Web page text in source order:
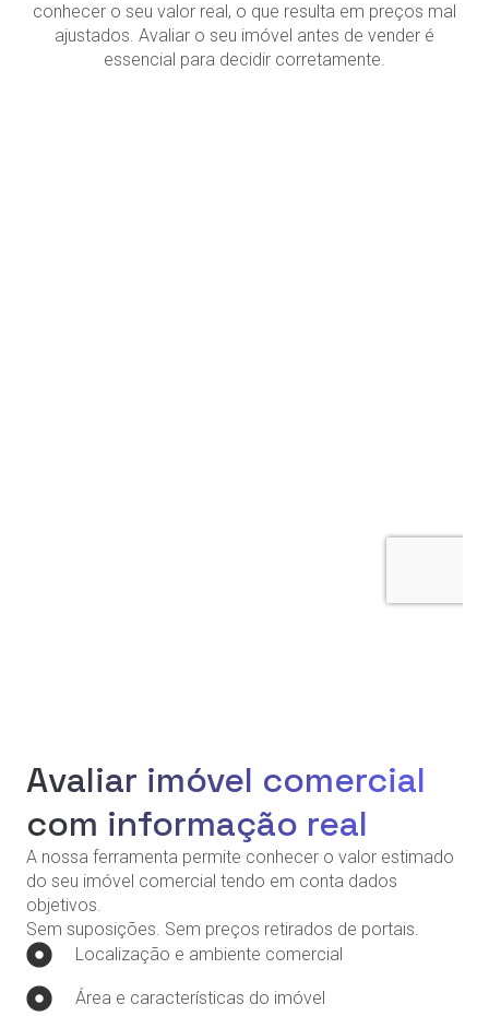
conhecer o seu valor real, o que resulta em preços mal
ajustados. Avaliar o seu imóvel antes de vender é
essencial para decidir corretamente.
Avaliar imóvel comercial
com informação real
A nossa ferramenta permite conhecer o valor estimado
do seu imóvel comercial tendo em conta dados
objetivos.
Sem suposições. Sem preços retirados de portais.
Localização e ambiente comercial
Área e características do imóvel